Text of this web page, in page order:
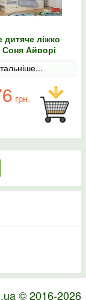
ліжко
Айворі
70х190 з
грн.
© 2016-2026